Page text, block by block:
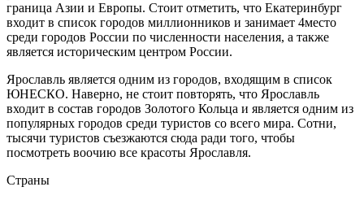
граница Азии и Европы. Стоит отметить, что Екатеринбург
входит в список городов миллионников и занимает 4место
среди городов России по численности населения, а также
является историческим центром России.
Ярославль является одним из городов, входящим в список
ЮНЕСКО. Наверно, не стоит повторять, что Ярославль
входит в состав городов Золотого Кольца и является одним из
популярных городов среди туристов со всего мира. Сотни,
тысячи туристов съезжаются сюда ради того, чтобы
посмотреть воочию все красоты Ярославля.
Страны